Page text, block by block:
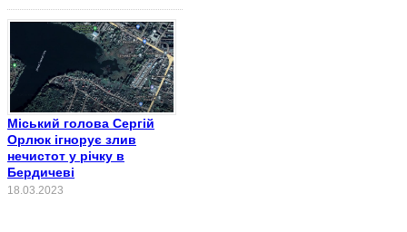
Міський голова Сергій
Орлюк ігнорує злив
нечистот у річку в
Бердичеві
18.03.2023